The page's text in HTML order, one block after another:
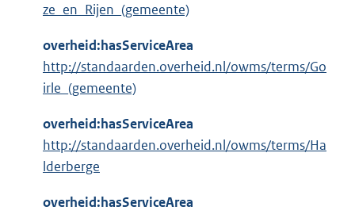
ze_en_Rijen_(gemeente)
overheid:hasServiceArea
http://standaarden.overheid.nl/owms/terms/Go
irle_(gemeente)
overheid:hasServiceArea
http://standaarden.overheid.nl/owms/terms/Ha
lderberge
overheid:hasServiceArea